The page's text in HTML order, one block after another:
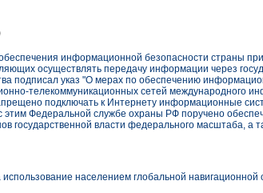
информационной безопасности страны
осуществлять передачу информации через
подписал указ "О мерах по обеспечению
телекоммуникационных сетей международного
подключать к Интернету информационные
этим Федеральной службе охраны РФ поручено
государственной власти федерального масштаба, а
населением глобальной